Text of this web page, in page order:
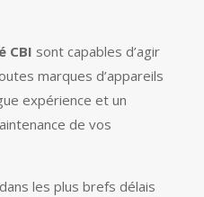
CBI sont capables d’agir
marques d’appareils
expérience et un
de vos
les plus brefs délais